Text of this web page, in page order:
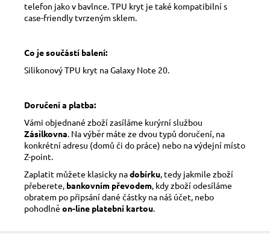
telefon jako v bavlnce. TPU kryt je také kompatibilní s
case-friendly tvrzeným sklem.
Co je součástí balení:
Silikonový TPU kryt na Galaxy Note 20.
Doručení a platba:
Vámi objednané zboží zasíláme kurýrní službou
Zásilkovna . Na výběr máte ze dvou typů doručení, na
konkrétní adresu (domů či do práce) nebo na výdejní místo
Z-point.
Zaplatit můžete klasicky nadobírku , tedy jakmile zboží
přeberete, bankovním převodem , kdy zboží odesíláme
obratem po připsání dané částky na náš účet, nebo
pohodlně on-line platební kartou